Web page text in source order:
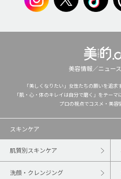
美容情報／ニュー
「美しくなりたい」女性たちの願いを追求
「肌・心・体のキレイは自分で磨く」をテー
プロの視点でコスメ・美容
スキンケア
肌質別スキンケア
洗顔・クレンジング